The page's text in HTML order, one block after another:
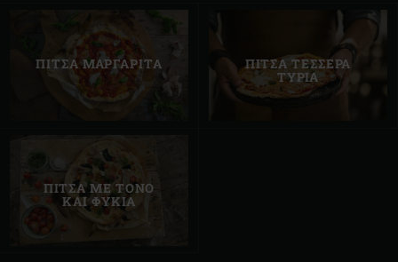
ΠΙΤΣΑ ΜΑΡΓΑΡΙΤΑ ΠΙΤΣΑ ΤΕΣΣΕΡΑ
ΤΥΡΙΑ
ΠΙΤΣΑ ΜΕ ΤΟΝΟ
ΚΑΙ ΦΥΚΙΑ